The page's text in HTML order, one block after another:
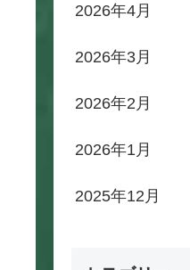
2026年4月
2026年3月
2026年2月
2026年1月
2025年12月